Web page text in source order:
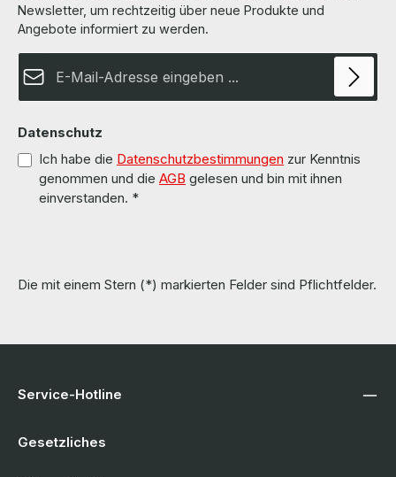
Newsletter, um rechtzeitig über neue Produkte und
Angebote informiert zu werden.
Datenschutz
Ich habe die Datenschutzbestimmungen zur Kenntnis
genommen und die AGB gelesen und bin mit ihnen
einverstanden. *
Die mit einem Stern (*) markierten Felder sind Pflichtfelder.
Service-Hotline
Gesetzliches